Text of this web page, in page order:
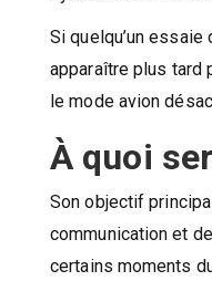
Si quelqu’un
apparaître plus tard
le mode avion
À quoi
Son objectif
communication et
certains moments